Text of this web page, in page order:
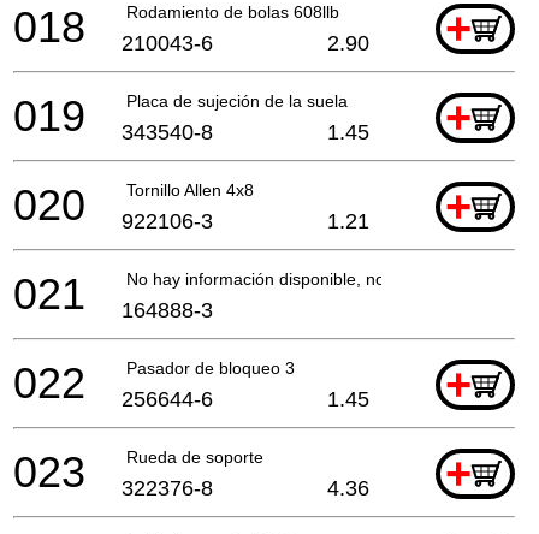
Rodamiento de bolas 608llb +
018 210043-6 2.90
Placa de sujeción de la suela +
019 343540-8 1.45
Tornillo Allen 4x8 +
020 922106-3 1.21
No hay información disponible, no se puede pedir
021 164888-3
Pasador de bloqueo 3 +
022 256644-6 1.45
Rueda de soporte +
023 322376-8 4.36